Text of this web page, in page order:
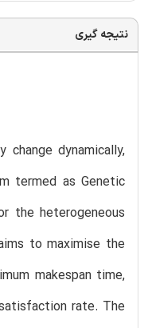
نتیجه گیری
dynamically,
termed as Genetic
the heterogeneous
to maximise the
makespan time,
rate. The